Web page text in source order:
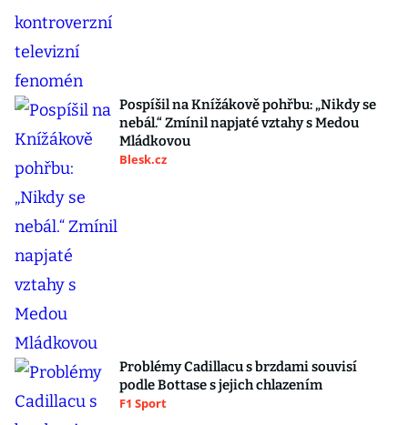
Pospíšil na Knížákově pohřbu: „Nikdy se
nebál.“ Zmínil napjaté vztahy s Medou
Mládkovou
Blesk.cz
Problémy Cadillacu s brzdami souvisí
podle Bottase s jejich chlazením
F1 Sport